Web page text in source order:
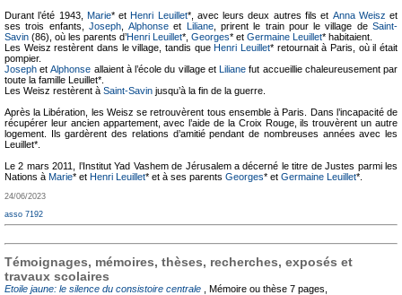
Durant l’été 1943, Marie* etHenri Leuillet*, avec leurs deux autres fils et Anna Weisz et
ses trois enfants, Joseph,Alphonse et Liliane, prirent le train pour le village deSaint-
Savin (86), où les parents d’Henri Leuillet*, Georges* et Germaine Leuillet* habitaient.
Les Weisz restèrent dans le village, tandis queHenri Leuillet* retournait à Paris, où il était
pompier.
Joseph etAlphonse allaient à l’école du village etLiliane fut accueillie chaleureusement par
toute la famille Leuillet*.
Les Weisz restèrent à Saint-Savin jusqu’à la fin de la guerre.
Après la Libération, les Weisz se retrouvèrent tous ensemble à Paris. Dans l’incapacité de
récupérer leur ancien appartement, avec l’aide de la Croix Rouge, ils trouvèrent un autre
logement. Ils gardèrent des relations d’amitié pendant de nombreuses années avec les
Leuillet*.
Le 2 mars 2011, l’Institut Yad Vashem de Jérusalem a décerné le titre de Justes parmi les
Nations à Marie* et Henri Leuillet* et à ses parents Georges* et Germaine Leuillet*.
24/06/2023
asso 7192
Témoignages, mémoires, thèses, recherches, exposés et
travaux scolaires
Etoile jaune: le silence du consistoire centrale , Mémoire ou thèse 7 pages,